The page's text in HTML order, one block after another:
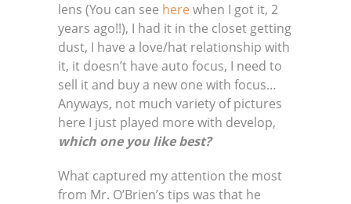
lens (You can see herewhen I got it, 2
years ago!!), I had it in the closet getting
dust, I have a love/hat relationship with
it, it doesn’t have auto focus, I need to
sell it and buy a new one with focus…
Anyways, not much variety of pictures
here I just played more with develop,
which one you like best?
What captured my attention the most
from Mr. O’Brien’s tips was that he